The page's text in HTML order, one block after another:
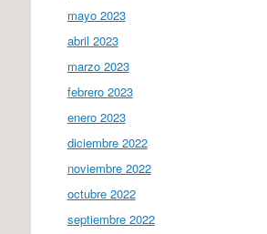
mayo 2023
abril 2023
marzo 2023
febrero 2023
enero 2023
diciembre 2022
noviembre 2022
octubre 2022
septiembre 2022